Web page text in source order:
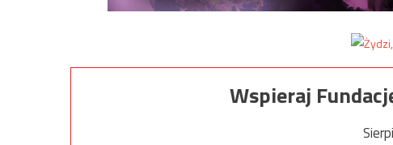
Wspieraj